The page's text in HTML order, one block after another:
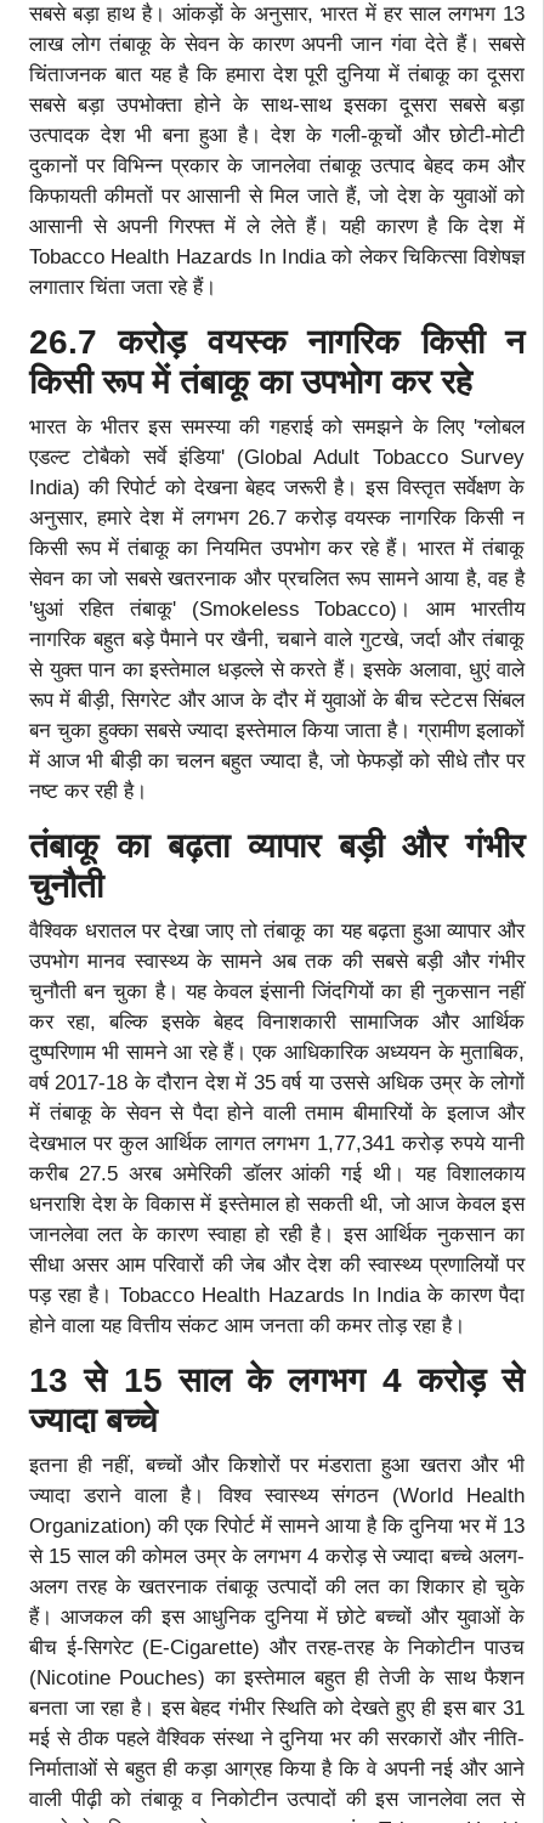
सबसे बड़ा हाथ है। आंकड़ों के अनुसार, भारत में हर साल लगभग 13
लाख लोग तंबाकू के सेवन के कारण अपनी जान गंवा देते हैं। सबसे
चिंताजनक बात यह है कि हमारा देश पूरी दुनिया में तंबाकू का दूसरा
सबसे बड़ा उपभोक्ता होने के साथ-साथ इसका दूसरा सबसे बड़ा
उत्पादक देश भी बना हुआ है। देश के गली-कूचों और छोटी-मोटी
दुकानों पर विभिन्न प्रकार के जानलेवा तंबाकू उत्पाद बेहद कम और
किफायती कीमतों पर आसानी से मिल जाते हैं, जो देश के युवाओं को
आसानी से अपनी गिरफ्त में ले लेते हैं। यही कारण है कि देश में
Tobacco Health Hazards In India को लेकर चिकित्सा विशेषज्ञ
लगातार चिंता जता रहे हैं।
26.7 करोड़ वयस्क नागरिक किसी न
किसी रूप में तंबाकू का उपभोग कर रहे
भारत के भीतर इस समस्या की गहराई को समझने के लिए 'ग्लोबल
एडल्ट टोबैको सर्वे इंडिया' (Global Adult Tobacco Survey
India) की रिपोर्ट को देखना बेहद जरूरी है। इस विस्तृत सर्वेक्षण के
अनुसार, हमारे देश में लगभग 26.7 करोड़ वयस्क नागरिक किसी न
किसी रूप में तंबाकू का नियमित उपभोग कर रहे हैं। भारत में तंबाकू
सेवन का जो सबसे खतरनाक और प्रचलित रूप सामने आया है, वह है
'धुआं रहित तंबाकू' (Smokeless Tobacco)। आम भारतीय
नागरिक बहुत बड़े पैमाने पर खैनी, चबाने वाले गुटखे, जर्दा और तंबाकू
से युक्त पान का इस्तेमाल धड़ल्ले से करते हैं। इसके अलावा, धुएं वाले
रूप में बीड़ी, सिगरेट और आज के दौर में युवाओं के बीच स्टेटस सिंबल
बन चुका हुक्का सबसे ज्यादा इस्तेमाल किया जाता है। ग्रामीण इलाकों
में आज भी बीड़ी का चलन बहुत ज्यादा है, जो फेफड़ों को सीधे तौर पर
नष्ट कर रही है।
तंबाकू का बढ़ता व्यापार बड़ी और गंभीर
चुनौती
वैश्विक धरातल पर देखा जाए तो तंबाकू का यह बढ़ता हुआ व्यापार और
उपभोग मानव स्वास्थ्य के सामने अब तक की सबसे बड़ी और गंभीर
चुनौती बन चुका है। यह केवल इंसानी जिंदगियों का ही नुकसान नहीं
कर रहा, बल्कि इसके बेहद विनाशकारी सामाजिक और आर्थिक
दुष्परिणाम भी सामने आ रहे हैं। एक आधिकारिक अध्ययन के मुताबिक,
वर्ष 2017-18 के दौरान देश में 35 वर्ष या उससे अधिक उम्र के लोगों
में तंबाकू के सेवन से पैदा होने वाली तमाम बीमारियों के इलाज और
देखभाल पर कुल आर्थिक लागत लगभग 1,77,341 करोड़ रुपये यानी
करीब 27.5 अरब अमेरिकी डॉलर आंकी गई थी। यह विशालकाय
धनराशि देश के विकास में इस्तेमाल हो सकती थी, जो आज केवल इस
जानलेवा लत के कारण स्वाहा हो रही है। इस आर्थिक नुकसान का
सीधा असर आम परिवारों की जेब और देश की स्वास्थ्य प्रणालियों पर
पड़ रहा है। Tobacco Health Hazards In India के कारण पैदा
होने वाला यह वित्तीय संकट आम जनता की कमर तोड़ रहा है।
13 से 15 साल के लगभग 4 करोड़ से
ज्यादा बच्चे
इतना ही नहीं, बच्चों और किशोरों पर मंडराता हुआ खतरा और भी
ज्यादा डराने वाला है। विश्व स्वास्थ्य संगठन (World Health
Organization) की एक रिपोर्ट में सामने आया है कि दुनिया भर में 13
से 15 साल की कोमल उम्र के लगभग 4 करोड़ से ज्यादा बच्चे अलग-
अलग तरह के खतरनाक तंबाकू उत्पादों की लत का शिकार हो चुके
हैं। आजकल की इस आधुनिक दुनिया में छोटे बच्चों और युवाओं के
बीच ई-सिगरेट (E-Cigarette) और तरह-तरह के निकोटीन पाउच
(Nicotine Pouches) का इस्तेमाल बहुत ही तेजी के साथ फैशन
बनता जा रहा है। इस बेहद गंभीर स्थिति को देखते हुए ही इस बार 31
मई से ठीक पहले वैश्विक संस्था ने दुनिया भर की सरकारों और नीति-
निर्माताओं से बहुत ही कड़ा आग्रह किया है कि वे अपनी नई और आने
वाली पीढ़ी को तंबाकू व निकोटीन उत्पादों की इस जानलेवा लत से